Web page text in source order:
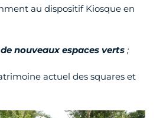
au dispositif Kiosque en
nouveaux espaces verts ;
actuel des squares et